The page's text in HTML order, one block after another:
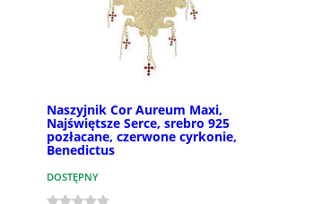
Naszyjnik Cor Aureum Maxi,
Najświętsze Serce, srebro 925
pozłacane, czerwone cyrkonie,
Benedictus
DOSTĘPNY